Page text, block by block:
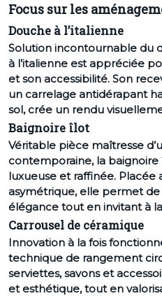
Focus sur les
Douche à l’italienne
Solution incontournable du
à l’italienne est appréciée
et son accessibilité. Son
un carrelage antidérapant
sol, crée un rendu
Baignoire îlot
Véritable pièce maîtresse
contemporaine, la
luxueuse et raffinée.
asymétrique, elle permet
élégance tout en invitant à
Carrousel de céramique
Innovation à la fois
technique de rangement
serviettes, savons et
et esthétique, tout en